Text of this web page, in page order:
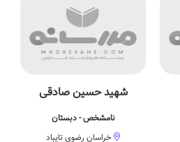
شهید حسین صادقی
نامشخص - دبستان
خراسان رضوی تایباد